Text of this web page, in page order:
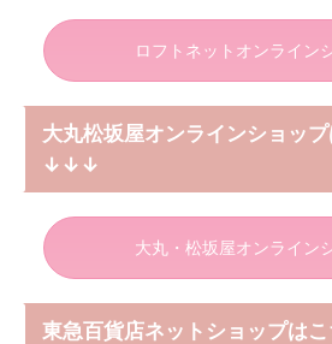
ロフトネットオンライン
大丸松坂屋オンラインショッ
↓↓↓
大丸・松坂屋オンライン
東急百貨店ネットショップは